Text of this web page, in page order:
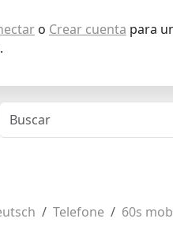
o Crear cuenta para
Telefone
60s